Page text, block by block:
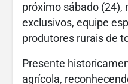
próximo sábado (24),
exclusivos, equipe
produtores rurais de
Presente
agrícola,